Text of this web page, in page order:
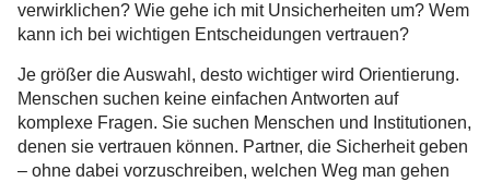
verwirklichen? Wie gehe ich mit Unsicherheiten um? Wem
kann ich bei wichtigen Entscheidungen vertrauen?
Je größer die Auswahl, desto wichtiger wird Orientierung.
Menschen suchen keine einfachen Antworten auf
komplexe Fragen. Sie suchen Menschen und Institutionen,
denen sie vertrauen können. Partner, die Sicherheit geben
– ohne dabei vorzuschreiben, welchen Weg man gehen